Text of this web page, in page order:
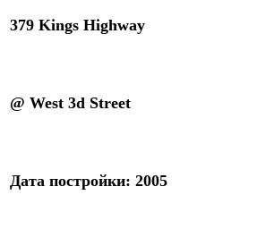
379 Kings Highway
@ West 3d Street
Дата постройки: 2005